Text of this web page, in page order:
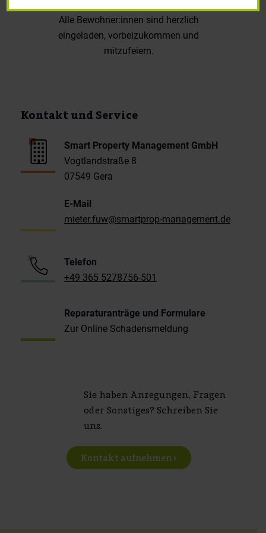
Alle Bewohner:innen sind herzlich
eingeladen, vorbeizukommen und
mitzufeiern.
Kontakt und Service
Smart Property Management GmbH
Vogtlandstraße 8
07549 Gera
E-Mail
mieter.fuw@smartprop-management.de
Telefon
+49 365 5278756-501
Reparaturanträge und Formulare
Zur Online Schadensmeldung
Sie haben Anregungen, Fragen
oder Sonstiges? Schreiben Sie
uns.
Kontakt aufnehmen ›